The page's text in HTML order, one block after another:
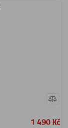
1 490 Kč